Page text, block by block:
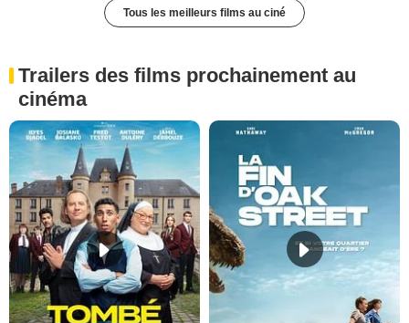
Tous les meilleurs films au ciné
Trailers des films prochainement au
cinéma